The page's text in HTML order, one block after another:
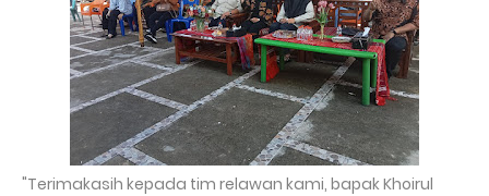
"Terimakasih kepada tim relawan kami, bapak Khoirul